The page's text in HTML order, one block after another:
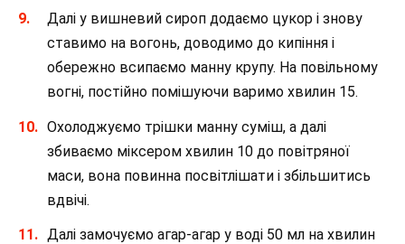
Далі у вишневий сироп додаємо цукор і знову
ставимо на вогонь, доводимо до кипіння і
обережно всипаємо манну крупу. На повільному
вогні, постійно помішуючи варимо хвилин 15.
Охолоджуємо трішки манну суміш, а далі
збиваємо міксером хвилин 10 до повітряної
маси, вона повинна посвітлішати і збільшитись
вдвічі.
Далі замочуємо агар-агар у воді 50 мл на хвилин